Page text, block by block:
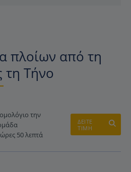
πλοίων από τη
Τήνο
την
50 λεπτά
ΔΕΙΤΕ
ΤΙΜΗ